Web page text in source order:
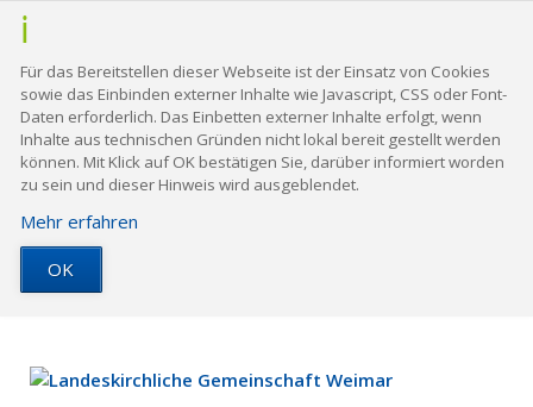
Für das Bereitstellen dieser Webseite ist der Einsatz von Cookies
sowie das Einbinden externer Inhalte wie Javascript, CSS oder Font-
Daten erforderlich. Das Einbetten externer Inhalte erfolgt, wenn
Inhalte aus technischen Gründen nicht lokal bereit gestellt werden
können. Mit Klick auf OK bestätigen Sie, darüber informiert worden
zu sein und dieser Hinweis wird ausgeblendet.
Mehr erfahren
OK